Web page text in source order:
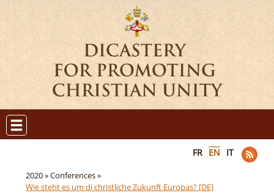
FR EN IT
2020 »Conferences »
Wie steht es um di christliche Zukunft Europas? [DE]